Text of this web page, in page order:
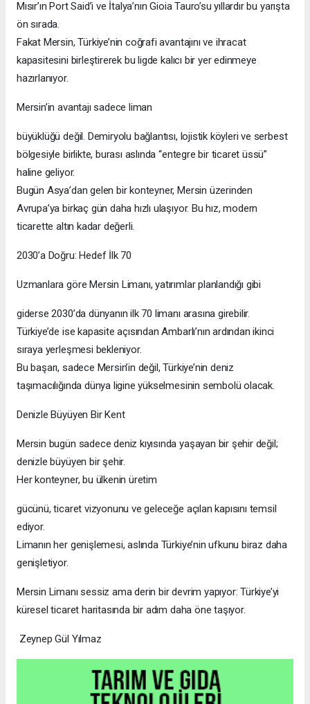
Mısır’ın Port Said’i ve İtalya’nın Gioia Tauro’su yıllardır bu yarışta
ön sırada.
Fakat Mersin, Türkiye’nin coğrafi avantajını ve ihracat
kapasitesini birleştirerek bu ligde kalıcı bir yer edinmeye
hazırlanıyor.
Mersin’in avantajı sadece liman
büyüklüğü değil. Demiryolu bağlantısı, lojistik köyleri ve serbest
bölgesiyle birlikte, burası aslında “entegre bir ticaret üssü”
haline geliyor.
Bugün Asya’dan gelen bir konteyner, Mersin üzerinden
Avrupa’ya birkaç gün daha hızlı ulaşıyor. Bu hız, modern
ticarette altın kadar değerli.
2030’a Doğru: Hedef İlk 70
Uzmanlara göre Mersin Limanı, yatırımlar planlandığı gibi
giderse 2030’da dünyanın ilk 70 limanı arasına girebilir.
Türkiye’de ise kapasite açısından Ambarlı’nın ardından ikinci
sıraya yerleşmesi bekleniyor.
Bu başarı, sadece Mersin’in değil, Türkiye’nin deniz
taşımacılığında dünya ligine yükselmesinin sembolü olacak.
Denizle Büyüyen Bir Kent
Mersin bugün sadece deniz kıyısında yaşayan bir şehir değil;
denizle büyüyen bir şehir.
Her konteyner, bu ülkenin üretim
gücünü, ticaret vizyonunu ve geleceğe açılan kapısını temsil
ediyor.
Limanın her genişlemesi, aslında Türkiye’nin ufkunu biraz daha
genişletiyor.
Mersin Limanı sessiz ama derin bir devrim yapıyor: Türkiye’yi
küresel ticaret haritasında bir adım daha öne taşıyor.
Zeynep Gül Yılmaz